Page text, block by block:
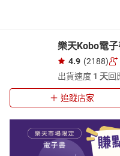
樂天Kobo電
4.9 (2188)
出貨速度 1 天回
追蹤店家